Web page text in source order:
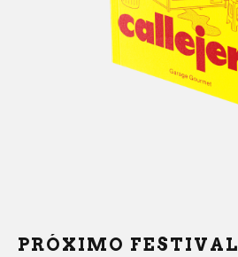
PRÓXIMO FESTIVAL